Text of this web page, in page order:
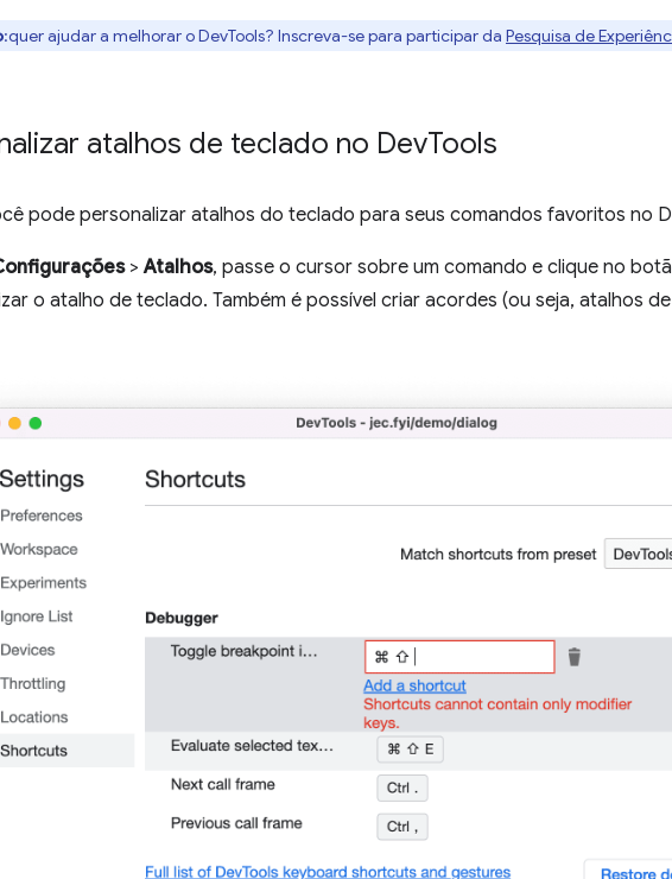
:quer ajudar a melhorar o DevTools? Inscreva-se para participar da Pesquisa de
atalhos de teclado no DevTools
pode personalizar atalhos do teclado para seus comandos favoritos no
>Atalhos, passe o cursor sobre um comando e clique no
o atalho de teclado. Também é possível criar acordes (ou seja, atalhos